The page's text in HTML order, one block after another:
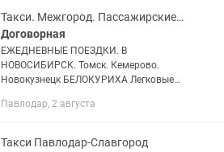
Такси. Межгород. Пассажирские перевозки.
Договорная
ЕЖЕДНЕВНЫЕ ПОЕЗДКИ. В
НОВОСИБИРСК. Томск. Кемерово.
Новокузнецк БЕЛОКУРИХА Легковые
Звонки бронь на , ! Индивидуальный
РК.
Павлодар, 2 августа
Такси Павлодар-Славгород